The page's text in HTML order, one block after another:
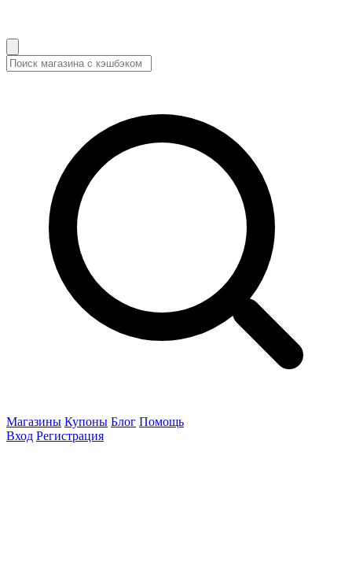
Магазины Купоны Блог Помощь
Вход Регистрация